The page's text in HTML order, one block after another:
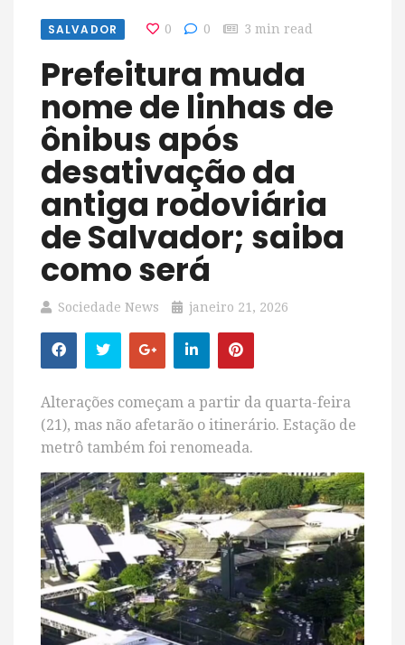
SALVADOR 0 0 3 min read
Prefeitura muda
nome de linhas de
ônibus após
desativação da
antiga rodoviária
de Salvador; saiba
como será
Sociedade News janeiro 21, 2026
Alterações começam a partir da quarta-feira
(21), mas não afetarão o itinerário. Estação de
metrô também foi renomeada.